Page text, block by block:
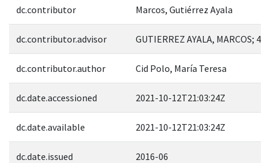
dc.contributor Marcos, Gutiérrez Ayala
dc.contributor.advisor GUTIERREZ AYALA, MARCOS;
dc.contributor.author Cid Polo, María Teresa
dc.date.accessioned 2021-10-12T21:03:24Z
dc.date.available 2021-10-12T21:03:24Z
dc.date.issued 2016-06